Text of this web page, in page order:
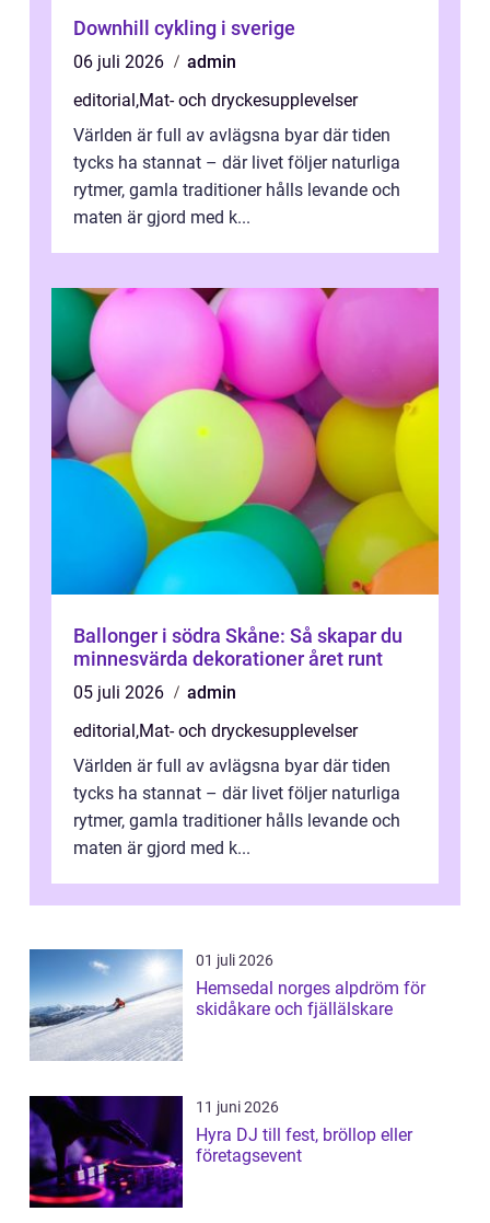
Downhill cykling i sverige
06 juli 2026
admin
editorial ,Mat- och dryckesupplevelser
Världen är full av avlägsna byar där tiden
tycks ha stannat – där livet följer naturliga
rytmer, gamla traditioner hålls levande och
maten är gjord med k...
Ballonger i södra Skåne: Så skapar du
minnesvärda dekorationer året runt
05 juli 2026
admin
editorial ,Mat- och dryckesupplevelser
Världen är full av avlägsna byar där tiden
tycks ha stannat – där livet följer naturliga
rytmer, gamla traditioner hålls levande och
maten är gjord med k...
01 juli 2026
Hemsedal norges alpdröm för
skidåkare och fjällälskare
11 juni 2026
Hyra DJ till fest, bröllop eller
företagsevent